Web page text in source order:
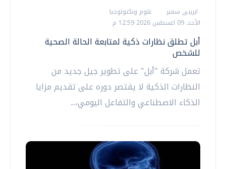
ايرينى سمير
علوم وتكنولوجيا
الأحد، 09 اغسطس 2026 12:59 م
أبل تطلق نظارات ذكية لمتابعة الحالة الصحية
للشخص
تعمل شركة "أبل" على تطوير جيل جديد من
النظارات الذكية لا يقتصر دوره على تقديم مزايا
الذكاء الاصطناعي والتفاعل اليومي،...